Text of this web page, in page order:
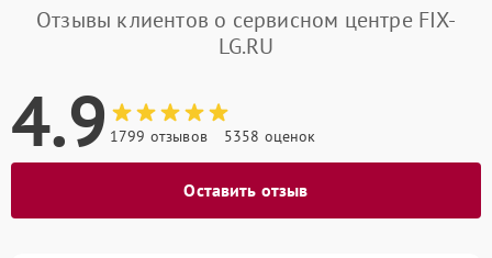
Отзывы клиентов о сервисном центре FIX-
LG.RU
4.9 1799 отзывов 5358 оценок
Оставить отзыв